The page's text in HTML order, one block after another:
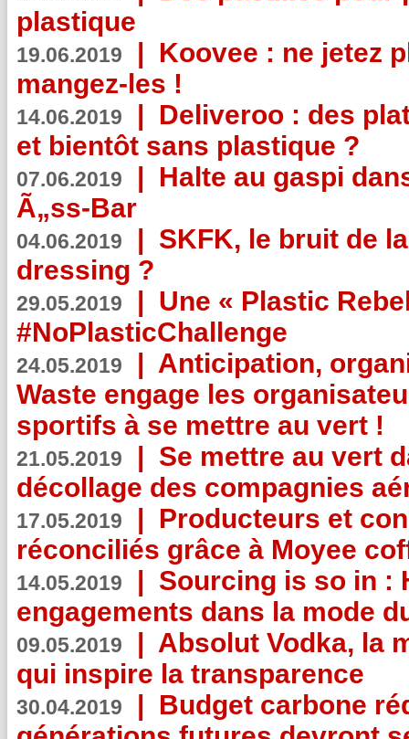
plastique
19.06.2019 | Koovee : ne jetez
mangez-les !
14.06.2019 | Deliveroo : des
et bientôt sans plastique ?
07.06.2019 | Halte au gaspi
Ã„ss-Bar
04.06.2019 | SKFK, le bruit de
dressing ?
29.05.2019 | Une « Plastic
#NoPlasticChallenge
24.05.2019 | Anticipation,
Waste engage les
sportifs à se mettre au vert !
21.05.2019 | Se mettre au vert
décollage des compagnies
17.05.2019 | Producteurs et
réconciliés grâce à Moyee
14.05.2019 | Sourcing is so in :
engagements dans la mode
09.05.2019 | Absolut Vodka, la
qui inspire la transparence
30.04.2019 | Budget carbone